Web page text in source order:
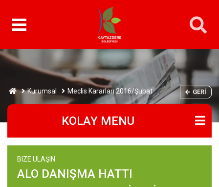
Kurumsal Meclis Kararları 2016/Şubat GERI
KOLAY MENU
BIZE ULAŞIN
ALO DANIŞMA HATTI